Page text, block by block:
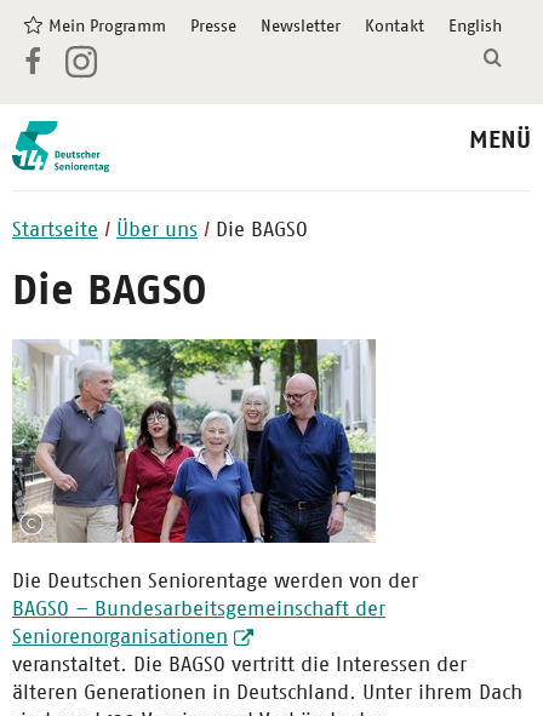
Mein Programm Presse Newsletter Kontakt English
MENÜ
Startseite Über uns Die BAGSO
Die BAGSO
Die Deutschen Seniorentage werden von der
BAGSO – Bundesarbeitsgemeinschaft der
Seniorenorganisationen
veranstaltet. Die BAGSO vertritt die Interessen der
älteren Generationen in Deutschland. Unter ihrem Dach